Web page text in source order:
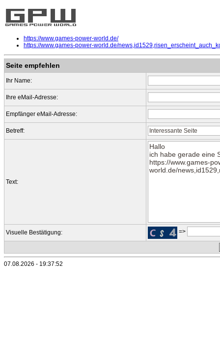
https://www.games-power-world.de/
https://www.games-power-world.de/
Seite empfehlen
Ihr Name:
Ihre eMail-Adresse:
Empfänger eMail-Adresse:
Betreff:
Text:
Visuelle Bestätigung: =>
07.08.2026 - 19:37:52